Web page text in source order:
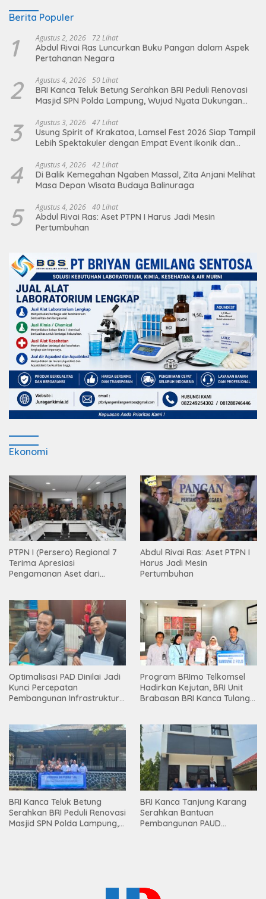
Berita Populer
1 Agustus 2, 2026 72 Lihat
Abdul Rivai Ras Luncurkan Buku Pangan dalam Aspek
Pertahanan Negara
2 Agustus 4, 2026 50 Lihat
BRI Kanca Teluk Betung Serahkan BRI Peduli Renovasi
Masjid SPN Polda Lampung, Wujud Nyata Dukungan
3 Agustus 3, 2026 47 Lihat
Usung Spirit of Krakatoa, Lamsel Fest 2026 Siap Tampil
Lebih Spektakuler dengan Empat Event Ikonik dan
4 Agustus 4, 2026 42 Lihat
Di Balik Kemegahan Ngaben Massal, Zita Anjani Melihat
Masa Depan Wisata Budaya Balinuraga
5 Agustus 4, 2026 40 Lihat
Abdul Rivai Ras: Aset PTPN I Harus Jadi Mesin
Pertumbuhan
Ekonomi
PTPN I (Persero) Regional 7
Terima Apresiasi
Pengamanan Aset dari
Abdul Rivai Ras: Aset PTPN I
Harus Jadi Mesin
Pertumbuhan
Optimalisasi PAD Dinilai Jadi
Kunci Percepatan
Pembangunan Infrastruktur
Program BRImo Telkomsel
Hadirkan Kejutan, BRI Unit
Brabasan BRI Kanca Tulang
Mesuji
BRI Kanca Teluk Betung
Serahkan BRI Peduli Renovasi
Masjid SPN Polda Lampung,
BRI Kanca Tanjung Karang
Serahkan Bantuan
Pembangunan PAUD